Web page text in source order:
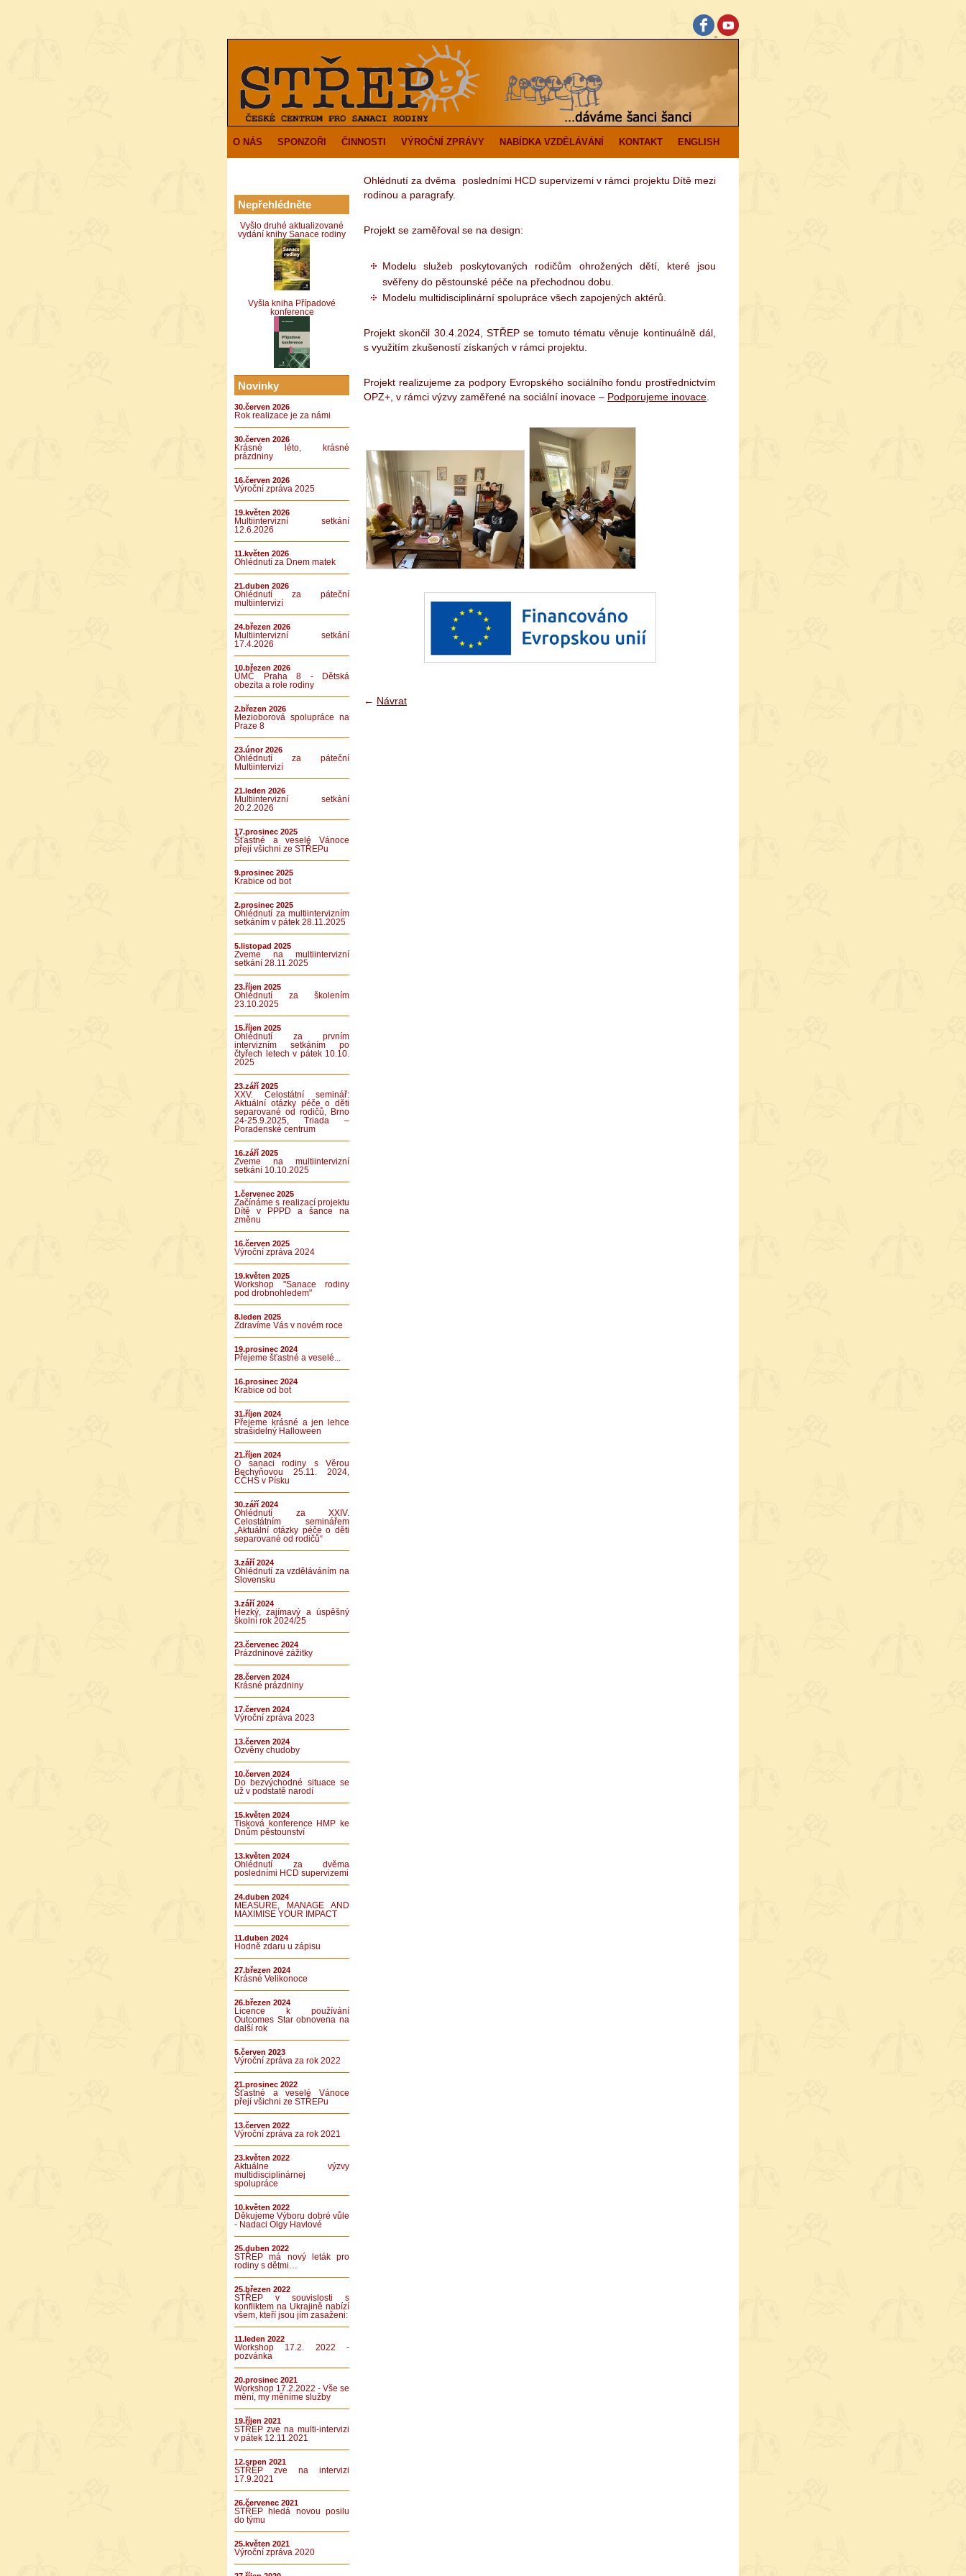
O NÁS SPONZOŘI ČINNOSTI VÝROČNÍ ZPRÁVY NABÍDKA VZDĚLÁVÁNÍ KONTAKT ENGLISH
Nepřehlédněte
Vyšlo druhé aktualizované
vydání knihy Sanace rodiny
Vyšla kniha Případové
konference
Novinky
30.červen 2026
Rok realizace je za námi
30.červen 2026
Krásné léto, krásné
prázdniny
16.červen 2026
Výroční zpráva 2025
19.květen 2026
Multiintervizní setkání
12.6.2026
11.květen 2026
Ohlédnutí za Dnem matek
21.duben 2026
Ohlédnutí za páteční
multiintervizí
24.březen 2026
Multiintervizní setkání
17.4.2026
10.březen 2026
ÚMČ Praha 8 - Dětská
obezita a role rodiny
2.březen 2026
Mezioborová spolupráce na
Praze 8
23.únor 2026
Ohlédnutí za páteční
Multiintervizí
21.leden 2026
Multiintervizní setkání
20.2.2026
17.prosinec 2025
Šťastné a veselé Vánoce
přejí všichni ze STŘEPu
9.prosinec 2025
Krabice od bot
2.prosinec 2025
Ohlédnutí za multiintervizním
setkáním v pátek 28.11.2025
5.listopad 2025
Zveme na multiintervizní
setkání 28.11.2025
23.říjen 2025
Ohlédnutí za školením
23.10.2025
15.říjen 2025
Ohlédnutí za prvním
intervizním setkáním po
čtyřech letech v pátek 10.10.
2025
23.září 2025
XXV. Celostátní seminář:
Aktuální otázky péče o děti
separované od rodičů, Brno
24-25.9.2025, Triada –
Poradenské centrum
16.září 2025
Zveme na multiintervizní
setkání 10.10.2025
1.červenec 2025
Začínáme s realizací projektu
Dítě v PPPD a šance na
změnu
16.červen 2025
Výroční zpráva 2024
19.květen 2025
Workshop "Sanace rodiny
pod drobnohledem"
8.leden 2025
Zdravíme Vás v novém roce
19.prosinec 2024
Přejeme šťastné a veselé...
16.prosinec 2024
Krabice od bot
31.říjen 2024
Přejeme krásné a jen lehce
strašidelný Halloween
21.říjen 2024
O sanaci rodiny s Věrou
Bechyňovou 25.11. 2024,
CČHS v Písku
30.září 2024
Ohlédnutí za XXIV.
Celostátním seminářem
„Aktuální otázky péče o děti
separované od rodičů“
3.září 2024
Ohlédnutí za vzděláváním na
Slovensku
3.září 2024
Hezký, zajímavý a úspěšný
školní rok 2024/25
23.červenec 2024
Prázdninové zážitky
28.červen 2024
Krásné prázdniny
17.červen 2024
Výroční zpráva 2023
13.červen 2024
Ozvěny chudoby
10.červen 2024
Do bezvýchodné situace se
už v podstatě narodí
15.květen 2024
Tisková konference HMP ke
Dnům pěstounství
13.květen 2024
Ohlédnutí za dvěma
posledními HCD supervizemi
24.duben 2024
MEASURE, MANAGE AND
MAXIMISE YOUR IMPACT
11.duben 2024
Hodně zdaru u zápisu
27.březen 2024
Krásné Velikonoce
26.březen 2024
Licence k používání
Outcomes Star obnovena na
další rok
5.červen 2023
Výroční zpráva za rok 2022
21.prosinec 2022
Šťastné a veselé Vánoce
přejí všichni ze STŘEPu
13.červen 2022
Výroční zpráva za rok 2021
23.květen 2022
Aktuálne výzvy
multidisciplinárnej
spolupráce
10.květen 2022
Děkujeme Výboru dobré vůle
- Nadaci Olgy Havlové
25.duben 2022
STŘEP má nový leták pro
rodiny s dětmi…
25.březen 2022
STŘEP v souvislosti s
konfliktem na Ukrajině nabízí
všem, kteří jsou jím zasaženi:
11.leden 2022
Workshop 17.2. 2022 -
pozvánka
20.prosinec 2021
Workshop 17.2.2022 - Vše se
mění, my měníme služby
19.říjen 2021
STŘEP zve na multi-intervizi
v pátek 12.11.2021
12.srpen 2021
STŘEP zve na intervizi
17.9.2021
26.červenec 2021
STŘEP hledá novou posilu
do týmu
25.květen 2021
Výroční zpráva 2020
Ohlédnutí za dvěma posledními HCD supervizemi v rámci projektu Dítě mezi
rodinou a paragrafy.
Projekt se zaměřoval se na design:
Modelu služeb poskytovaných rodičům ohrožených dětí, které jsou
svěřeny do pěstounské péče na přechodnou dobu.
Modelu multidisciplinární spolupráce všech zapojených aktérů.
Projekt skončil 30.4.2024, STŘEP se tomuto tématu věnuje kontinuálně dál,
s využitím zkušeností získaných v rámci projektu.
Projekt realizujeme za podpory Evropského sociálního fondu prostřednictvím
OPZ+, v rámci výzvy zaměřené na sociální inovace – Podporujeme inovace
← Návrat